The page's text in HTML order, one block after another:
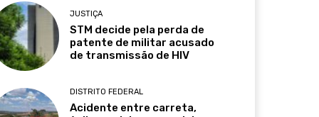
JUSTIÇA
STM decide pela perda de
patente de militar acusado
de transmissão de HIV
DISTRITO FEDERAL
Acidente entre carreta,